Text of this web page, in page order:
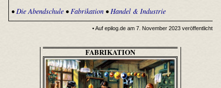
•Die Abendschule•Fabrikation•Handel & Industrie
• Auf epilog.de am 7. November 2023 veröffentlicht
FABRIKATION